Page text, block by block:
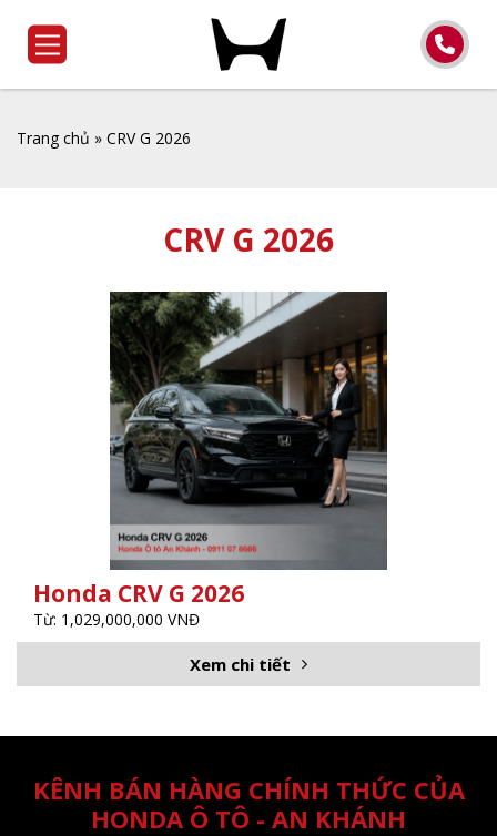
Trang chủ » CRV G 2026
CRV G 2026
Honda CRV G 2026
Từ: 1,029,000,000 VNĐ
Xem chi tiết
KÊNH BÁN HÀNG CHÍNH THỨC CỦA
HONDA Ô TÔ - AN KHÁNH